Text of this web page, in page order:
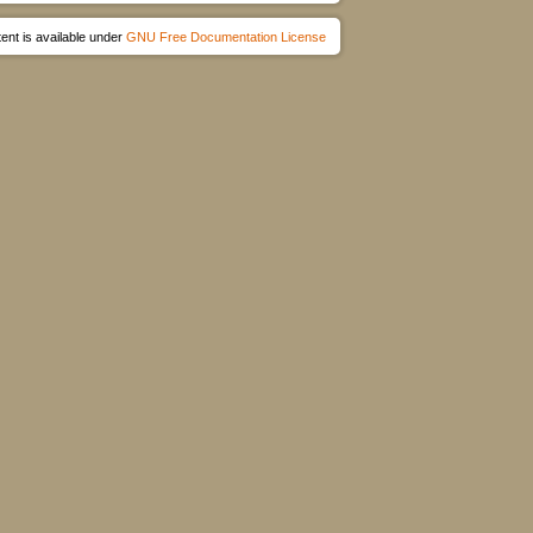
is available under GNU Free Documentation License